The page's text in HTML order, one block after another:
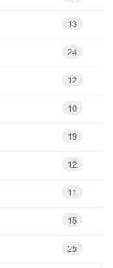
13
24
12
10
19
12
11
15
25